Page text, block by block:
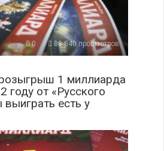
0 88 540 просмотров
1 миллиарда
году от «Русского
есть у